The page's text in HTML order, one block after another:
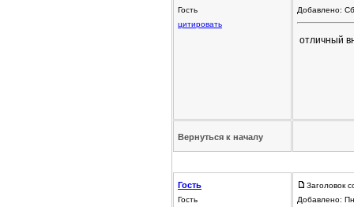
Гость
цитировать
Добавлено:
отличный
Вернуться к началу
Гость
Гость
Заголовок
Добавлено: